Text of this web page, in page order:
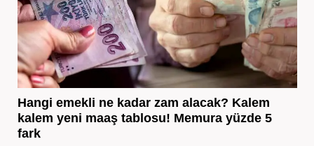
Hangi emekli ne kadar zam alacak? Kalem
kalem yeni maaş tablosu! Memura yüzde 5
fark